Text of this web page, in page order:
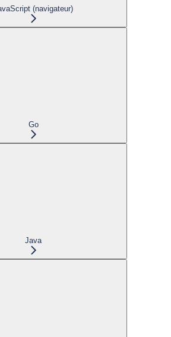
(navigateur)
Go
Java